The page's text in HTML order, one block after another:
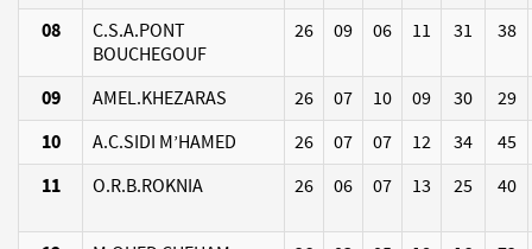
08
C.S.A.PONT
BOUCHEGOUF
26 09 06 11 31 38
09 AMEL.KHEZARAS 26 07 10 09 30 29
10 A.C.SIDI M’HAMED 26 07 07 12 34 45
11 O.R.B.ROKNIA 26 06 07 13 25 40